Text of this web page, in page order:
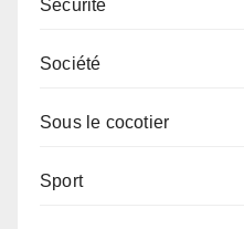
Sécurité
Société
Sous le cocotier
Sport